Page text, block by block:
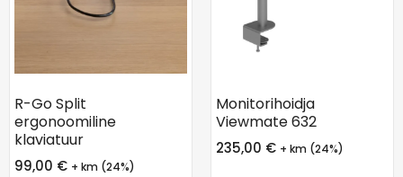
R-Go Split
ergonoomiline
klaviatuur
99,00 € + km (24%)
Monitorihoidja
Viewmate 632
235,00 € + km (24%)